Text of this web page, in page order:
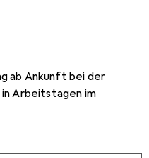
ab Ankunft bei der
Arbeitstagen im